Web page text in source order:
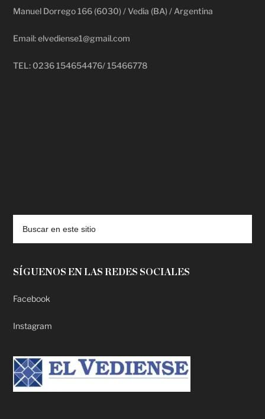
Manuel Dorrego 166 (6030) / Vedia (BA) / Argentina
Email: elvediense1@gmail.com
TEL: 0236 154654476/ 15466778
SÍGUENOS EN LAS REDES SOCIALES
Facebook
Instagram